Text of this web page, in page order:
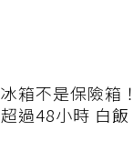
冰箱不是保險箱
超過48小時 白